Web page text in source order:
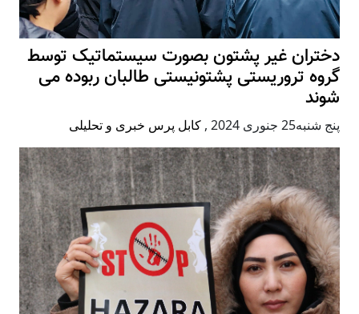
دختران غیر پشتون بصورت سیستماتیک توسط
گروه تروریستی پشتونیستی طالبان ربوده می
شوند
پنج شنبه25 جنوری 2024 , کابل پرس خبری و تحلیلی